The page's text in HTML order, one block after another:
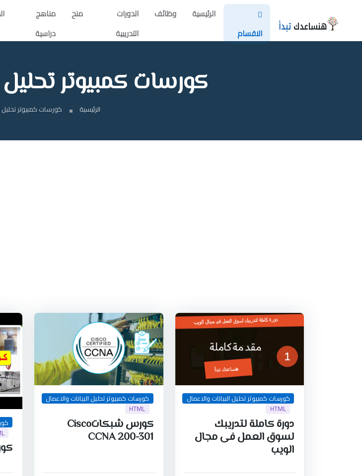
الاقسام
الرئيسية وظائف
الدورات
التدريبية
منح
مناهج
دراسية
كورسات كمبيوتر تحليل
الرئيسية كورسات كمبيوتر تحليل
كورسات كمبيوتر تحليل البيانات والاعمال
HTML
دورة كاملة لتدريبك
لسوق العمل فى مجال
الويب
كورسات كمبيوتر تحليل البيانات والاعمال
HTML
كورس شبكاتCisco
CCNA 200-301